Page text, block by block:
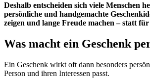
Deshalb entscheiden sich viele Menschen
persönliche und handgemachte
zeigen und lange Freude machen – statt
Was macht ein Geschenk
Ein Geschenk wirkt oft dann besonders
Person und ihren Interessen passt.